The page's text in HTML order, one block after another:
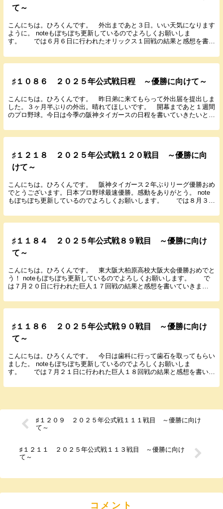
て～
こんにちは。ひろくんです。 外出まであと３日。いい天気になります
ように。 noteもぼちぼち更新しているのでよろしくお願いしま
す。 では６月６日に行われたオリックス１回戦の結果と感想を書い
♯１０８６ ２０２５年公式戦日程 ～優勝に向けて～
こんにちは。ひろくんです。 昨日弟に来てもらって外出届を提出しま
した。３ヶ月半ぶりの外出。晴れてほしいです。 開幕まであと１週間
のプロ野球。今日は今季の阪神タイガースの日程を書いていきたいと思
♯１２１８ ２０２５年公式戦１２０戦目 ～優勝に向
けて～
こんにちは。ひろくんです。 阪神タイガース２年ぶりリーグ優勝おめ
でとうございます。日本プロ野球最速優勝。感動をありがとう。 note
もぼちぼち更新しているのでよろしくお願いします。 では８月３１
♯１１８４ ２０２５年公式戦８９戦目 ～優勝に向け
て～
こんにちは。ひろくんです。 東大阪大柏原高校大阪大会優勝おめでと
う！ noteもぼちぼち更新しているのでよろしくお願いします。 で
は７月２０日に行われた巨人１７回戦の結果と感想を書いていきま
♯１１８６ ２０２５年公式戦９０戦目 ～優勝に向け
て～
こんにちは。ひろくんです。 今日は歯科に行って歯石を取ってもらい
ました。 noteもぼちぼち更新しているのでよろしくお願いしま
す。 では７月２１日に行われた巨人１８回戦の結果と感想を書いて
♯１２０９ ２０２５年公式戦１１１戦目 ～優勝に向け
て～
♯１２１１ ２０２５年公式戦１１３戦目 ～優勝に向け
て～
コメント